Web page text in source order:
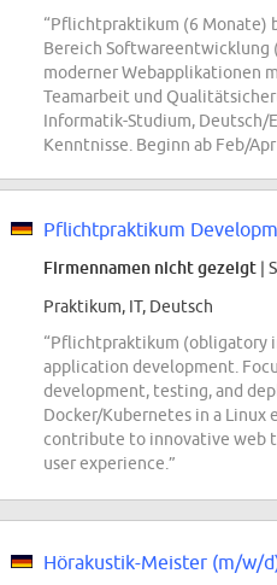
“Pflichtpraktikum (6 Monate)
Bereich Softwareentwicklung
moderner Webapplikationen
Teamarbeit und
Informatik-Studium, Deutsch/
Kenntnisse. Beginn ab Feb/Apr
Pflichtpraktikum
Firmennamen nicht gezeigt |
Praktikum, IT, Deutsch
“Pflichtpraktikum (obligatory
application development.
development, testing, and
Docker/Kubernetes in a
contribute to innovative web
user experience.”
Hörakustik-Meister (m/w/